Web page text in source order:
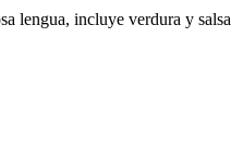
lengua, incluye verdura y salsa